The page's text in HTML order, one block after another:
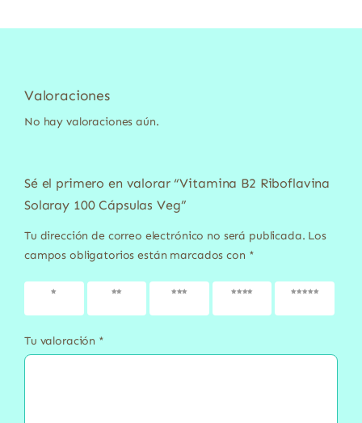
Valoraciones
No hay valoraciones aún.
Sé el primero en valorar “Vitamina B2 Riboflavina
Solaray 100 Cápsulas Veg”
Tu dirección de correo electrónico no será publicada. Los
campos obligatorios están marcados con *
1 de 5
2 de 5
3 de 5
4 de 5
5 de 5
Tu valoración *